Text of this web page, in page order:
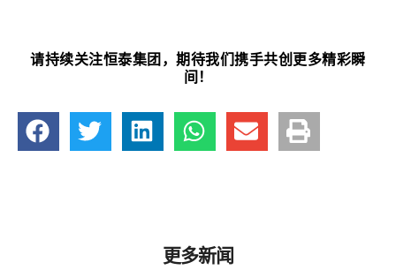
请持续关注恒泰集团，期待我们携手共创更多精彩瞬
间！
更多新闻